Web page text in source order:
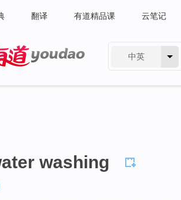
翻译 有道精品课 云笔记
中英
washing